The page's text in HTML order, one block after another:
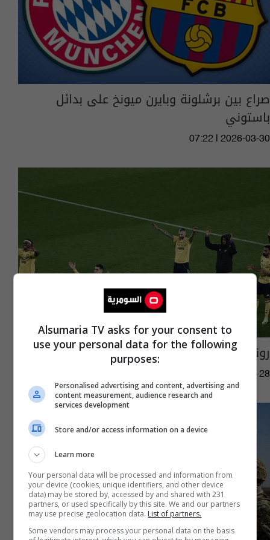
صراع بين برشلونة وبايرن ميونخ على بدائل
باستوني
07:22 | 2026-03-30
رونالدو يخسر صدارة الدوري السعودي
16:01 | 2026-01-28
Alsumaria TV asks for your consent to
use your personal data for the following
purposes:
Personalised advertising and content, advertising and
content measurement, audience research and
services development
Store and/or access information on a device
Learn more
Your personal data will be processed and information from
your device (cookies, unique identifiers, and other device
data) may be stored by, accessed by and shared with 231
partners, or used specifically by this site. We and our partners
may use precise geolocation data. List of partners.
Some vendors may process your personal data on the basis